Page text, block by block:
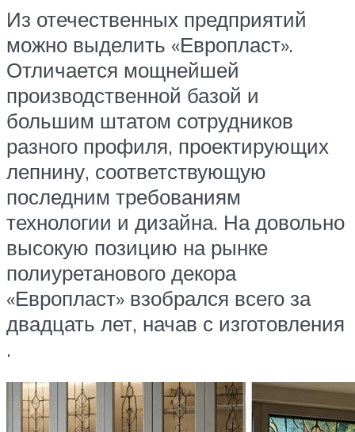
Из отечественных предприятий
можно выделить «Европласт».
Отличается мощнейшей
производственной базой и
большим штатом сотрудников
разного профиля, проектирующих
лепнину, соответствующую
последним требованиям
технологии и дизайна. На довольно
высокую позицию на рынке
полиуретанового декора
«Европласт» взобрался всего за
двадцать лет, начав с изготовления
.